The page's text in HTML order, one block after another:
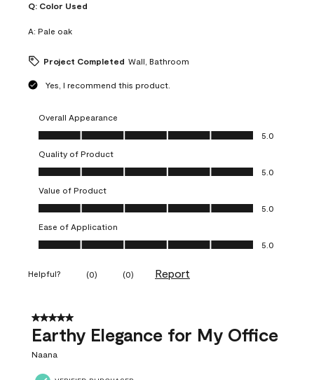
Q: Color Used
A: Pale oak
Project Completed Wall, Bathroom
Yes, I recommend this product.
Overall Appearance
Overall Appearance, 5.0 out of 5
5.0
Quality of Product
Quality of Product, 5.0 out of 5
5.0
Value of Product
Value of Product, 5.0 out of 5
5.0
Ease of Application
Ease of Application, 5.0 out of 5
5.0
Helpful? (0) (0) Report
5 out of 5 stars.
Earthy Elegance for My Office
Naana